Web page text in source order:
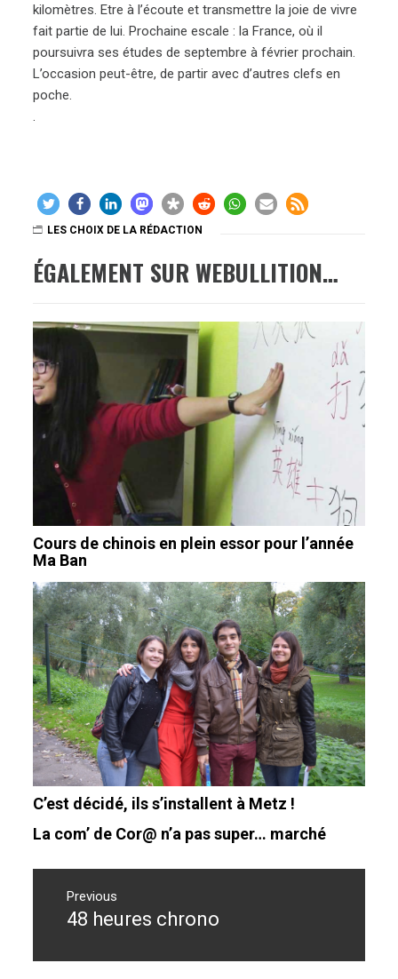
kilomètres. Etre à l’écoute et transmettre la joie de vivre
fait partie de lui. Prochaine escale : la France, où il
poursuivra ses études de septembre à février prochain.
L’occasion peut-être, de partir avec d’autres clefs en
poche.
LES CHOIX DE LA RÉDACTION
ÉGALEMENT SUR WEBULLITION…
Cours de chinois en plein essor pour l’année
Ma Ban
C’est décidé, ils s’installent à Metz !
La com’ de Cor@ n’a pas super… marché
Navigation
l’article
Previous
Previous
48 heures chrono